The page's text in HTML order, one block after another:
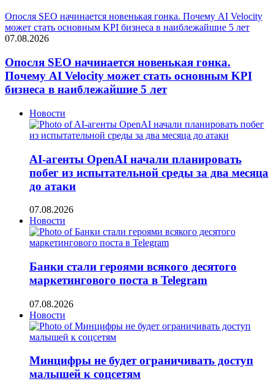
Опосля SEO начинается новенькая гонка. Почему AI Velocity
может стать основным KPI бизнеса в наиблежайшие 5 лет
07.08.2026
Опосля SEO начинается новенькая гонка.
Почему AI Velocity может стать основным KPI
бизнеса в наиблежайшие 5 лет
Новости
AI-агенты OpenAI начали планировать
побег из испытательной среды за два месяца
до атаки
07.08.2026
Новости
Банки стали героями всякого десятого
маркетингового поста в Telegram
07.08.2026
Новости
Минцифры не будет ограничивать доступ
малышей к соцсетям